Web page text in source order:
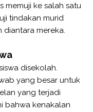
memuji ke salah satu
tindakan murid
diantara mereka.
disekolah.
yang besar untuk
yang terjadi
bahwa kenakalan